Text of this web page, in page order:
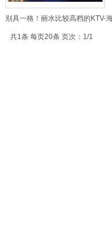
别具一格！丽水比较高档的KTV-
共1条 每页20条 页次：1/1